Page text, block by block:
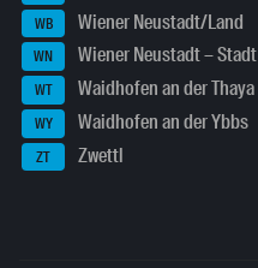
WB Wiener Neustadt/Land
WN Wiener Neustadt – Stadt
WT Waidhofen an der Thaya
WY Waidhofen an der Ybbs
ZT Zwettl